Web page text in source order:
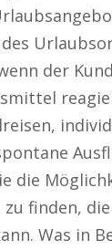
der
die
zu finden,
Was in